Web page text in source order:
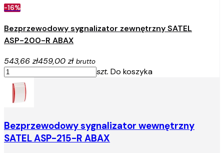
-16%
Bezprzewodowy sygnalizator zewnętrzny SATEL
ASP-200-R ABAX
543,66 zł459,00 zł brutto
szt. Do koszyka
Bezprzewodowy sygnalizator wewnętrzny
SATEL ASP-215-R ABAX